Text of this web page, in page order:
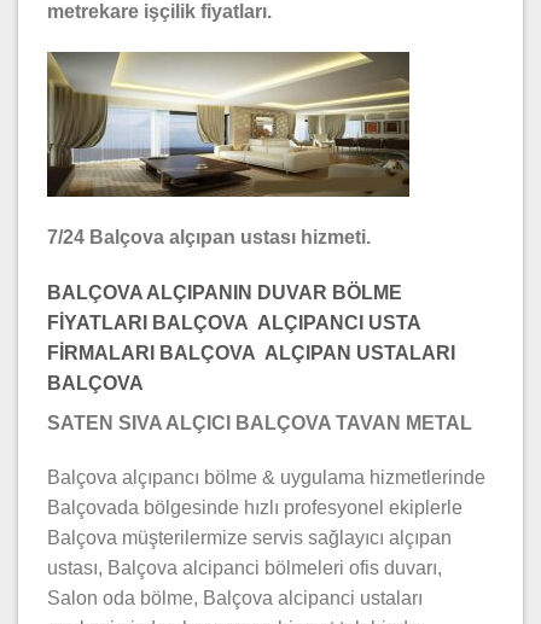
metrekare işçilik fiyatları.
7/24 Balçova alçıpan ustası hizmeti.
BALÇOVA ALÇIPANIN DUVAR BÖLME
FİYATLARI BALÇOVA ALÇIPANCI USTA
FİRMALARI BALÇOVA ALÇIPAN USTALARI
BALÇOVA
SATEN SIVA ALÇICI BALÇOVA TAVAN METAL
Balçova alçıpancı bölme & uygulama hizmetlerinde
Balçovada bölgesinde hızlı profesyonel ekiplerle
Balçova müşterilermize servis sağlayıcı alçıpan
ustası, Balçova alcipanci bölmeleri ofis duvarı,
Salon oda bölme, Balçova alcipanci ustaları